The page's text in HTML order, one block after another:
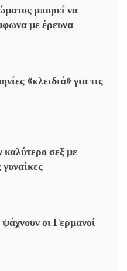
μπορεί να
με έρευνα
«κλειδιά» για τις
σεξ με
οι Γερμανοί